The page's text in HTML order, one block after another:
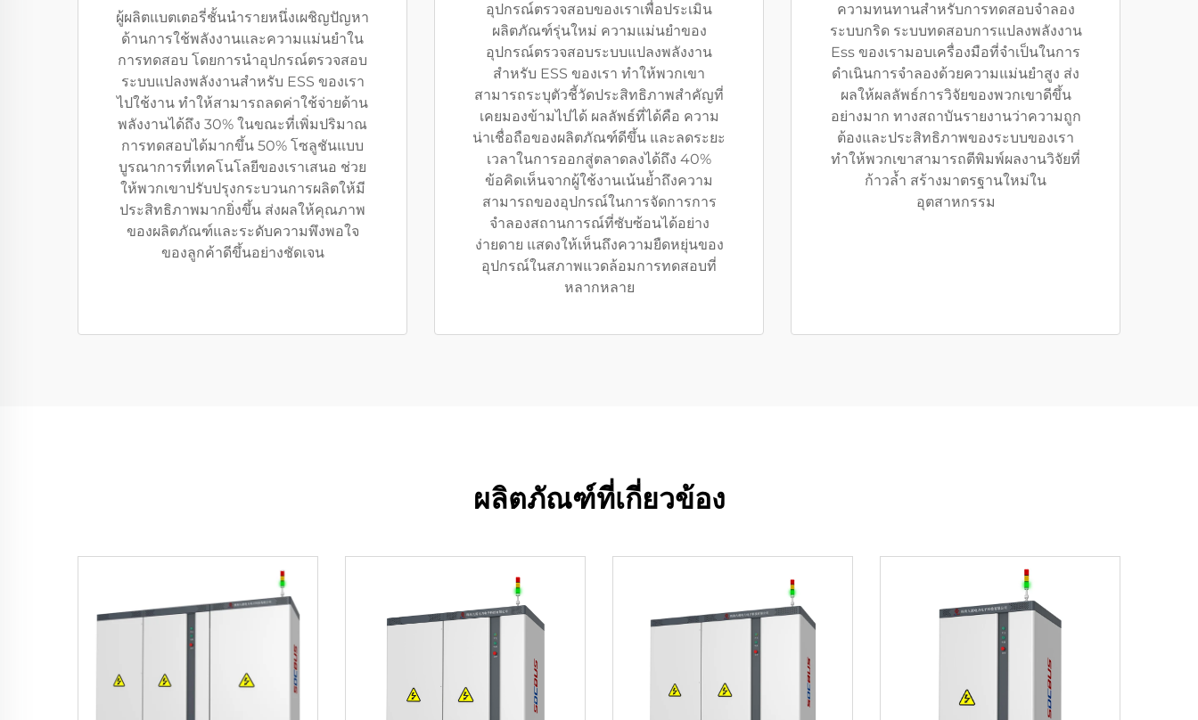
ผู้ผลิตแบตเตอรี่ชั้นนำรายหนึ่งเผชิญปัญหา
ด้านการใช้พลังงานและความแม่นยำใน
การทดสอบ โดยการนำอุปกรณ์ตรวจสอบ
ระบบแปลงพลังงานสำหรับ ESS ของเรา
ไปใช้งาน ทำให้สามารถลดค่าใช้จ่ายด้าน
พลังงานได้ถึง 30% ในขณะที่เพิ่มปริมาณ
การทดสอบได้มากขึ้น 50% โซลูชันแบบ
บูรณาการที่เทคโนโลยีของเราเสนอ ช่วย
ให้พวกเขาปรับปรุงกระบวนการผลิตให้มี
ประสิทธิภาพมากยิ่งขึ้น ส่งผลให้คุณภาพ
ของผลิตภัณฑ์และระดับความพึงพอใจ
ของลูกค้าดีขึ้นอย่างชัดเจน
อุปกรณ์ตรวจสอบของเราเพื่อประเมิน
ผลิตภัณฑ์รุ่นใหม่ ความแม่นยำของ
อุปกรณ์ตรวจสอบระบบแปลงพลังงาน
สำหรับ ESS ของเรา ทำให้พวกเขา
สามารถระบุตัวชี้วัดประสิทธิภาพสำคัญที่
เคยมองข้ามไปได้ ผลลัพธ์ที่ได้คือ ความ
น่าเชื่อถือของผลิตภัณฑ์ดีขึ้น และลดระยะ
เวลาในการออกสู่ตลาดลงได้ถึง 40%
ข้อคิดเห็นจากผู้ใช้งานเน้นย้ำถึงความ
สามารถของอุปกรณ์ในการจัดการการ
จำลองสถานการณ์ที่ซับซ้อนได้อย่าง
ง่ายดาย แสดงให้เห็นถึงความยืดหยุ่นของ
อุปกรณ์ในสภาพแวดล้อมการทดสอบที่
หลากหลาย
ความทนทานสำหรับการทดสอบจำลอง
ระบบกริด ระบบทดสอบการแปลงพลังงาน
Ess ของเรามอบเครื่องมือที่จำเป็นในการ
ดำเนินการจำลองด้วยความแม่นยำสูง ส่ง
ผลให้ผลลัพธ์การวิจัยของพวกเขาดีขึ้น
อย่างมาก ทางสถาบันรายงานว่าความถูก
ต้องและประสิทธิภาพของระบบของเรา
ทำให้พวกเขาสามารถตีพิมพ์ผลงานวิจัยที่
ก้าวล้ำ สร้างมาตรฐานใหม่ใน
อุตสาหกรรม
ผลิตภัณฑ์ที่เกี่ยวข้อง